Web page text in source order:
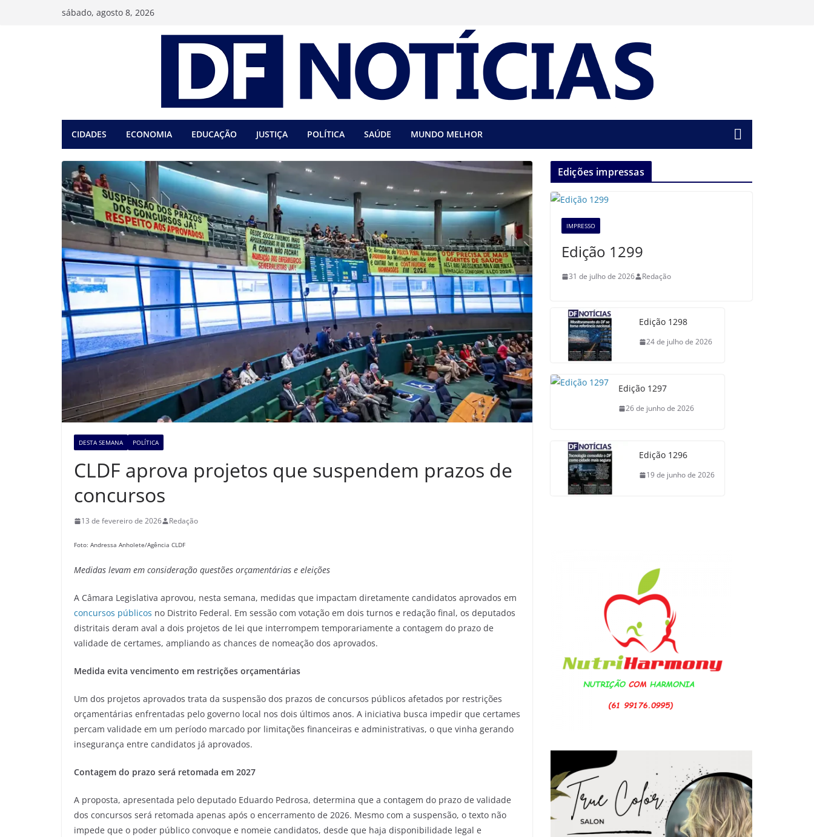
sábado, agosto 8, 2026
CIDADES ECONOMIA EDUCAÇÃO JUSTIÇA POLÍTICA SAÚDE MUNDO MELHOR
DESTA SEMANA POLÍTICA
CLDF aprova projetos que suspendem prazos de
concursos
13 de fevereiro de 2026 Redação
Foto: Andressa Anholete/Agência CLDF
Medidas levam em consideração questões orçamentárias e eleições
A Câmara Legislativa aprovou, nesta semana, medidas que impactam diretamente candidatos aprovados em
concursos públicos no Distrito Federal. Em sessão com votação em dois turnos e redação final, os deputados
distritais deram aval a dois projetos de lei que interrompem temporariamente a contagem do prazo de
validade de certames, ampliando as chances de nomeação dos aprovados.
Medida evita vencimento em restrições orçamentárias
Um dos projetos aprovados trata da suspensão dos prazos de concursos públicos afetados por restrições
orçamentárias enfrentadas pelo governo local nos dois últimos anos. A iniciativa busca impedir que certames
percam validade em um período marcado por limitações financeiras e administrativas, o que vinha gerando
insegurança entre candidatos já aprovados.
Contagem do prazo será retomada em 2027
A proposta, apresentada pelo deputado Eduardo Pedrosa, determina que a contagem do prazo de validade
dos concursos será retomada apenas após o encerramento de 2026. Mesmo com a suspensão, o texto não
impede que o poder público convoque e nomeie candidatos, desde que haja disponibilidade legal e
Edições impressas
IMPRESSO
Edição 1299
31 de julho de 2026 Redação
Edição 1298
24 de julho de 2026
Edição 1297
26 de junho de 2026
Edição 1296
19 de junho de 2026